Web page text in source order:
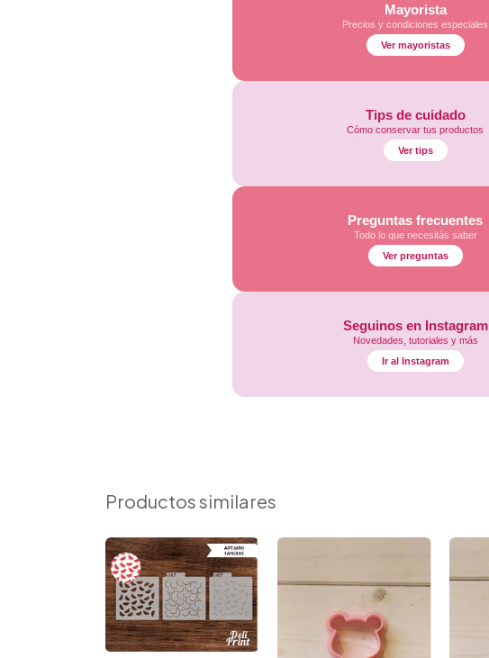
Mayorista
Precios y condiciones especiales
Ver mayoristas
Tips de cuidado
Cómo conservar tus productos
Ver tips
Preguntas frecuentes
Todo lo que necesitás saber
Ver preguntas
Seguinos en Instagram
Novedades, tutoriales y más
Ir al Instagram
Productos similares